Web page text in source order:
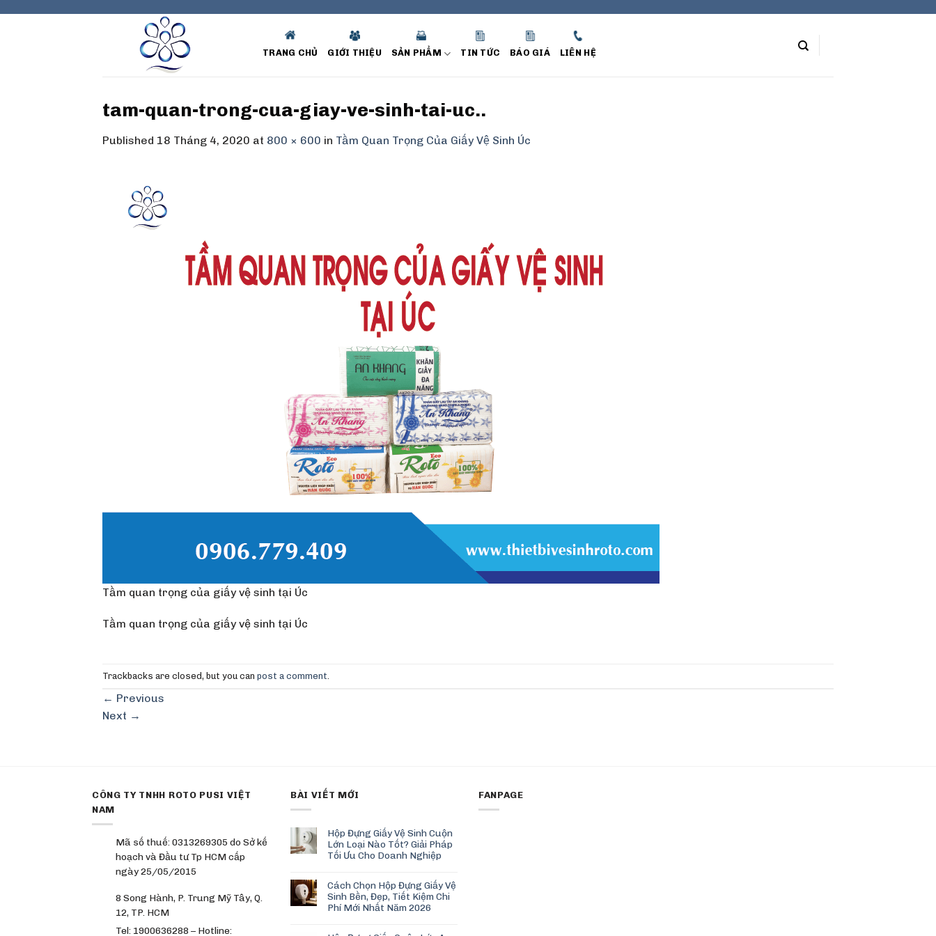
TRANG CHỦ GIỚI THIỆU SẢN PHẨM TIN TỨC BÁO GIÁ LIÊN HỆ
tam-quan-trong-cua-giay-ve-sinh-tai-uc..
Published 18 Tháng 4, 2020 at 800 × 600 in Tầm Quan Trọng Của Giấy Vệ Sinh Úc
Tầm quan trọng của giấy vệ sinh tại Úc
Tầm quan trọng của giấy vệ sinh tại Úc
Trackbacks are closed, but you can post a comment
← Previous
Next →
CÔNG TY TNHH ROTO PUSI VIỆT
NAM
Mã số thuế: 0313269305 do Sở kế
hoạch và Đầu tư Tp HCM cấp
ngày 25/05/2015
8 Song Hành, P. Trung Mỹ Tây, Q.
12, TP. HCM
Tel: 1900636288 – Hotline:
BÀI VIẾT MỚI
Hộp Đựng Giấy Vệ Sinh Cuộn
Lớn Loại Nào Tốt? Giải Pháp
Tối Ưu Cho Doanh Nghiệp
Cách Chọn Hộp Đựng Giấy Vệ
Sinh Bền, Đẹp, Tiết Kiệm Chi
Phí Mới Nhất Năm 2026
FANPAGE